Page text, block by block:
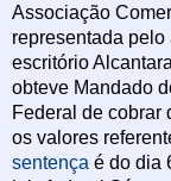
Associação
representada
escritório
obteve Mandado
Federal de cobrar
os valores
sentença é do dia